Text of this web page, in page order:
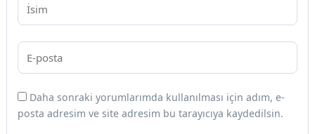
Daha sonraki yorumlarımda kullanılması için adım, e-
posta adresim ve site adresim bu tarayıcıya kaydedilsin.